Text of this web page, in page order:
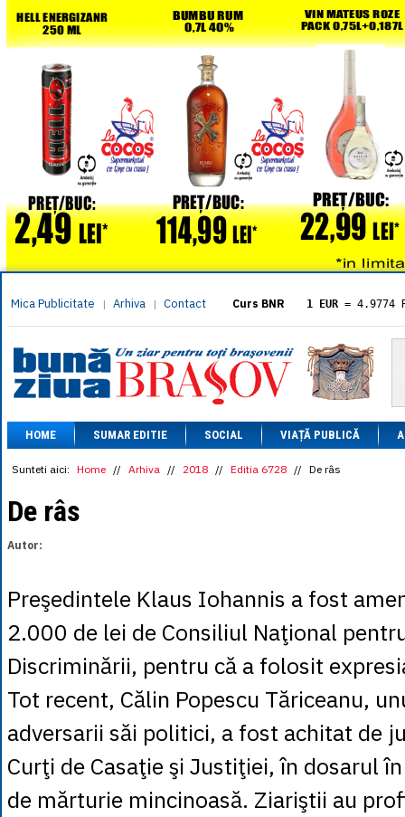
Mica Publicitate | Arhiva | Contact Curs BNR 1 EUR = 4.9774
= 5.8304
1 XAU= 464.4611
1 AED= 1.1933
1 AUD= 2.7957
1 BGN= 2.5449
1 CAD= 3.1559
1 CHF= 5.2813
1 CNY= 0.6015
1 MDL = 0.2538
1 NOK
= 0.4191
= 2.6097
1 PLN= 1.1646
= 0.0425
1 RUB = 0.0530
1 SEK= 0.4526
1 TRY= 0.1141
1 UAH= 0.1048
1 XDR = 5.9383
1 ZAR = 0.2318
HOME SUMAR EDITIE SOCIAL VIAȚĂ PUBLICĂ
Sunteti aici: Home // Arhiva // 2018 // Editia 6728 // De râs
De râs
Autor:
Preşedintele Klaus Iohannis a fost
2.000 de lei de Consiliul Naţional
Discriminării, pentru că a folosit
Tot recent, Călin Popescu Tăriceanu,
adversarii săi politici, a fost achitat de
Curţi de Casaţie şi Justiţiei, în dosarul
de mărturie mincinoasă. Ziariştii au